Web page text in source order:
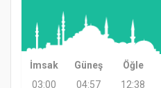
İmsak Güneş Öğle
03:00
04:57 12:38